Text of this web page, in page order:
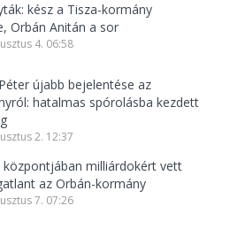
kész a Tisza-kormány
Orbán Anitán a sor
4. 06:58
újabb bejelentése az
hatalmas spórolásba kezdett
2. 12:37
központjában milliárdokért vett
az Orbán-kormány
7. 07:26